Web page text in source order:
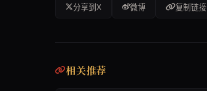
分享到X 微博 复制链接
相关推荐